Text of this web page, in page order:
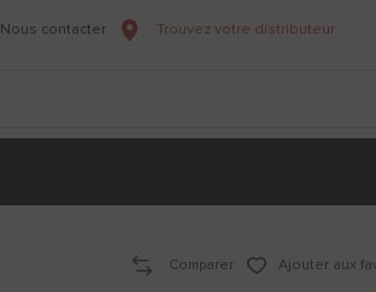
Nous contacter Trouvez votre distributeur
Comparer Ajouter aux